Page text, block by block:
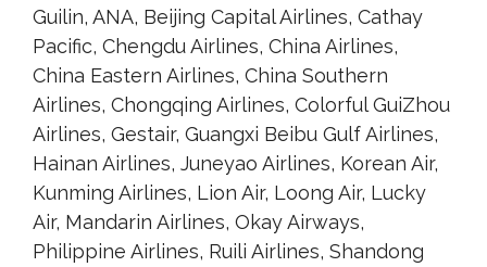
Guilin, ANA, Beijing Capital Airlines, Cathay
Pacific, Chengdu Airlines, China Airlines,
China Eastern Airlines, China Southern
Airlines, Chongqing Airlines, Colorful GuiZhou
Airlines, Gestair, Guangxi Beibu Gulf Airlines,
Hainan Airlines, Juneyao Airlines, Korean Air,
Kunming Airlines, Lion Air, Loong Air, Lucky
Air, Mandarin Airlines, Okay Airways,
Philippine Airlines, Ruili Airlines, Shandong